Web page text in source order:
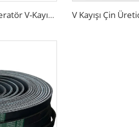
PK Kayışı 5PK1650 Otomatik Jeneratör V-Kayışı Oluklu Kayış 5PK865